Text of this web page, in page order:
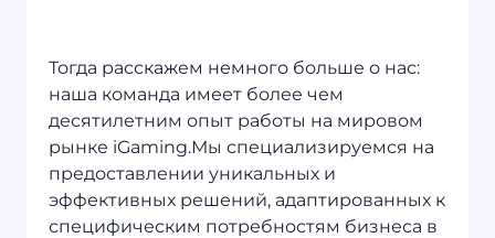
Тогда расскажем немного больше о нас:
наша команда имеет более чем
десятилетним опыт работы на мировом
рынке iGaming.Мы специализируемся на
предоставлении уникальных и
эффективных решений, адаптированных к
специфическим потребностям бизнеса в